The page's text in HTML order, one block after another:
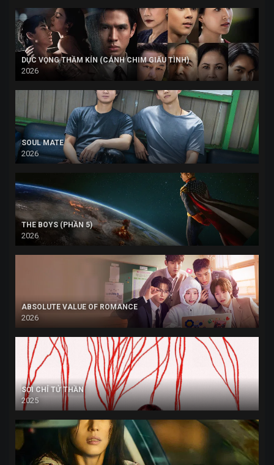
DỤC VỌNG THẦM KÍN (CÁNH CHIM GIẤU TÌNH)
2026
SOUL MATE
2026
THE BOYS (PHẦN 5)
2026
ABSOLUTE VALUE OF ROMANCE
2026
SỢI CHỈ TỬ THẦN
2025